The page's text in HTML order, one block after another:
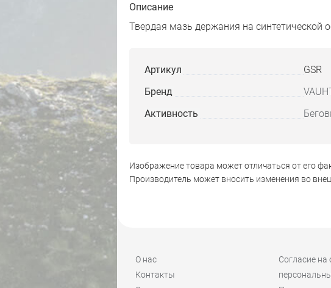
Описание
Твердая мазь держания на синтетической
Артикул
GSR
Бренд
Активность
Изображение товара может отличаться от его
Производитель может вносить изменения во
О нас
Контакты
Согласие на